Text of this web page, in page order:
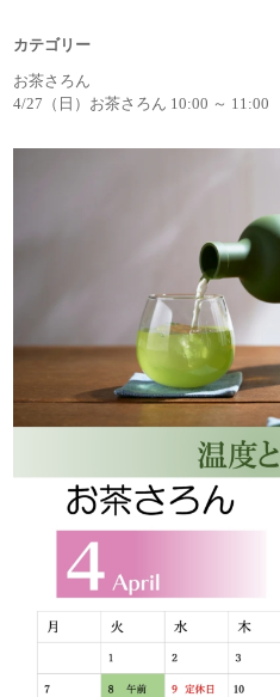
カテゴリー
お茶さろん
4/27（日）お茶さろん 10:00 ～ 11:00